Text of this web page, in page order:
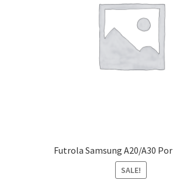
Futrola Samsung A20/A30
SALE!